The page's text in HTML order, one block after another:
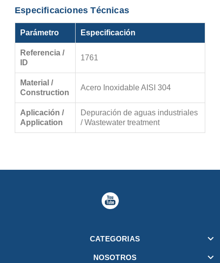
Especificaciones Técnicas
Parámetro Especificación
Referencia /
ID
1761
Material /
Construction
Acero Inoxidable AISI 304
Aplicación /
Application
Depuración de aguas industriales
/ Wastewater treatment
CATEGORIAS 
NOSOTROS 